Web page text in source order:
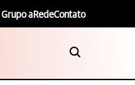
Grupo aRedeContato